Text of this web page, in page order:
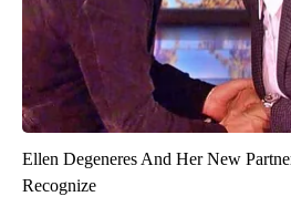
Ellen Degeneres And Her New
Recognize